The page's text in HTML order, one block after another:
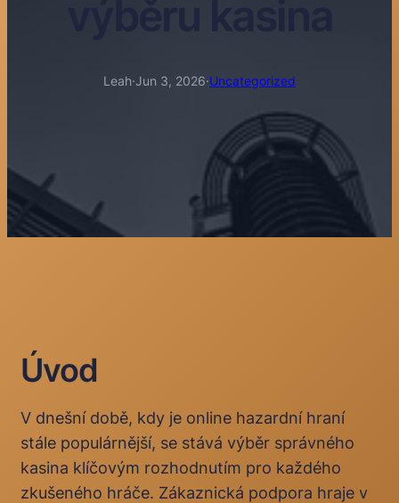
Leah·Jun 3, 2026·Uncategorized
Úvod
V dnešní době, kdy je online hazardní hraní
stále populárnější, se stává výběr správného
kasina klíčovým rozhodnutím pro každého
zkušeného hráče. Zákaznická podpora hraje v